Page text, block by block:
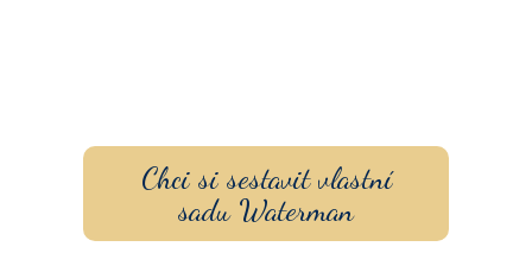
Chci si sestavit vlastní
sadu Waterman